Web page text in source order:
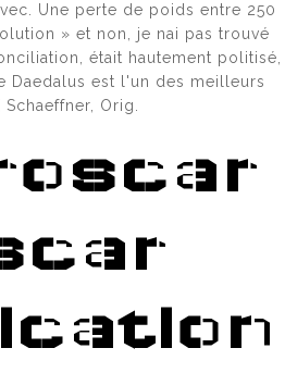
Une perte de poids entre 250
» et non, je nai pas trouvé
était hautement politisé,
Daedalus est l'un des meilleurs
Orig.